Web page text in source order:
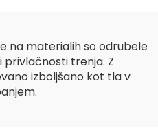
na materialih so odrubele
privlačnosti trenja. Z
izboljšano kot tla v